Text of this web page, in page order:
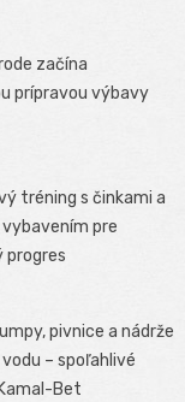
začína
prípravou výbavy
tréning s činkami a
pre
progres
pivnice a nádrže
– spoľahlivé
Bet